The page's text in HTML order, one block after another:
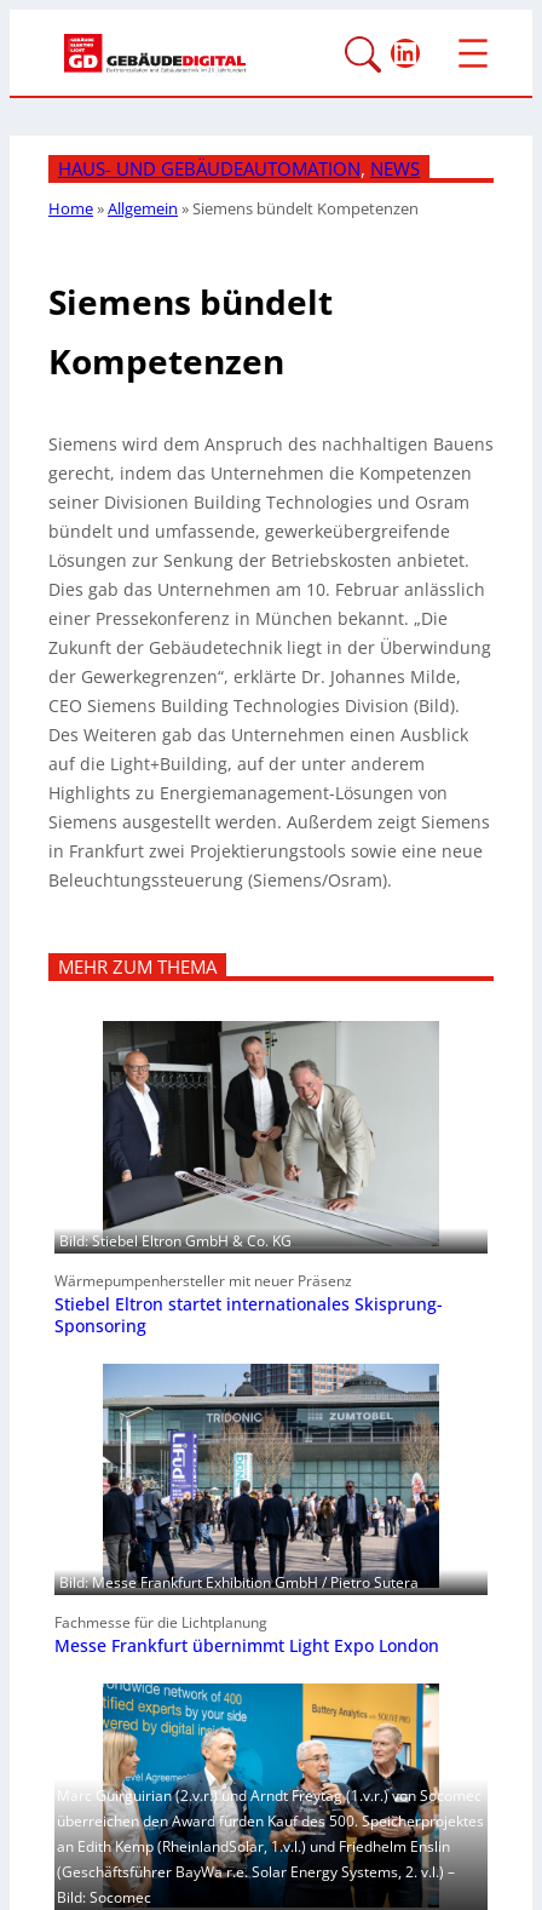
LinkedIn
HAUS- UND GEBÄUDEAUTOMATION, NEWS
Home»Allgemein »Siemens bündelt Kompetenzen
Siemens bündelt
Kompetenzen
Siemens wird dem Anspruch des nachhaltigen Bauens
gerecht, indem das Unternehmen die Kompetenzen
seiner Divisionen Building Technologies und Osram
bündelt und umfassende, gewerkeübergreifende
Lösungen zur Senkung der Betriebskosten anbietet.
Dies gab das Unternehmen am 10. Februar anlässlich
einer Pressekonferenz in München bekannt. „Die
Zukunft der Gebäudetechnik liegt in der Überwindung
der Gewerkegrenzen“, erklärte Dr. Johannes Milde,
CEO Siemens Building Technologies Division (Bild).
Des Weiteren gab das Unternehmen einen Ausblick
auf die Light+Building, auf der unter anderem
Highlights zu Energiemanagement-Lösungen von
Siemens ausgestellt werden. Außerdem zeigt Siemens
in Frankfurt zwei Projektierungstools sowie eine neue
Beleuchtungssteuerung (Siemens/Osram).
MEHR ZUM THEMA
Bild: Stiebel Eltron GmbH & Co. KG
Wärmepumpenhersteller mit neuer Präsenz
Stiebel Eltron startet internationales Skisprung-
Sponsoring
Bild: Messe Frankfurt Exhibition GmbH / Pietro Sutera
Fachmesse für die Lichtplanung
Messe Frankfurt übernimmt Light Expo London
Marc Guirguirian (2.v.r.) und Arndt Freytag (1.v.r.) von Socomec
überreichen den Award fürden Kauf des 500. Speicherprojektes
an Edith Kemp (RheinlandSolar, 1.v.l.) und Friedhelm Enslin
(Geschäftsführer BayWa r.e. Solar Energy Systems, 2. v.l.) –
Bild: Socomec